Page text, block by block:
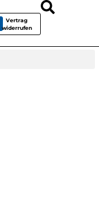
Vertrag
widerrufen